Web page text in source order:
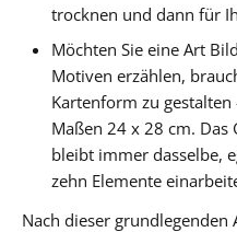
trocknen und dann für
Möchten Sie eine Art
Motiven erzählen,
Kartenform zu
Maßen 24 x 28 cm.
bleibt immer dasselbe,
zehn Elemente
Nach dieser grundlegenden